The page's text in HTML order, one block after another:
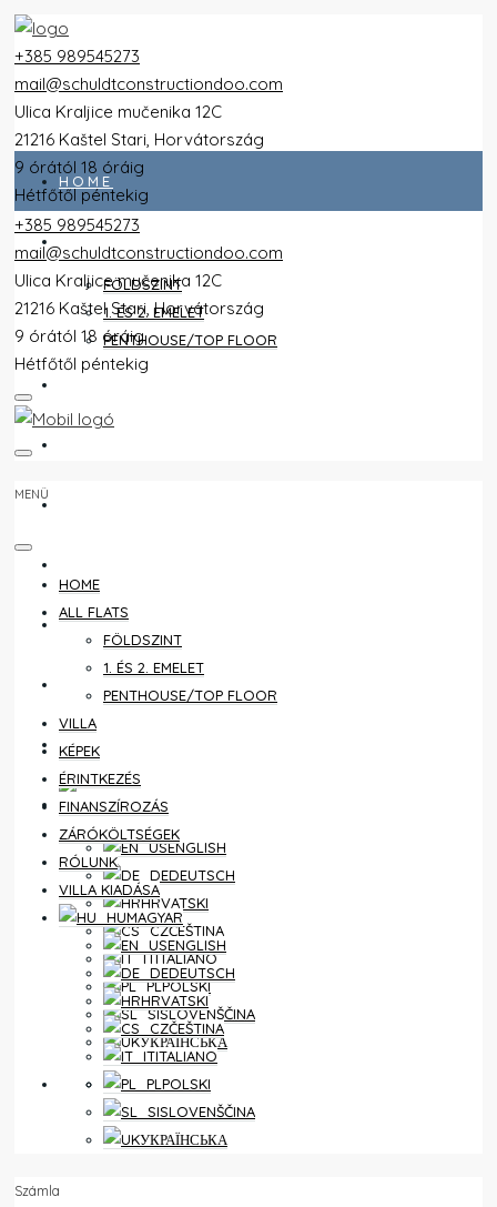
+385 989545273
mail@schuldtconstructiondoo.com
Ulica Kraljice mučenika 12C
21216 Kaštel Stari, Horvátország
9 órától 18 óráig
Hétfőtől péntekig
HOME
FÖLDSZINT
1. ÉS 2. EMELET
PENTHOUSE/TOP FLOOR
ZÁRÓKÖLTSÉGEK
VILLA KIADÁSA
MAGYAR
ENGLISH
DEUTSCH
HRVATSKI
ČEŠTINA
ITALIANO
POLSKI
SLOVENŠČINA
УКРАЇНСЬКА
KEDVENCEK 0
+385 989545273
mail@schuldtconstructiondoo.com
Ulica Kraljice mučenika 12C
21216 Kaštel Stari, Horvátország
9 órától 18 óráig
Hétfőtől péntekig
MENÜ
HOME
ALL FLATS
FÖLDSZINT
1. ÉS 2. EMELET
PENTHOUSE/TOP FLOOR
VILLA
KÉPEK
ÉRINTKEZÉS
FINANSZÍROZÁS
ZÁRÓKÖLTSÉGEK
RÓLUNK
VILLA KIADÁSA
MAGYAR
ENGLISH
DEUTSCH
HRVATSKI
ČEŠTINA
ITALIANO
POLSKI
SLOVENŠČINA
УКРАЇНСЬКА
Számla